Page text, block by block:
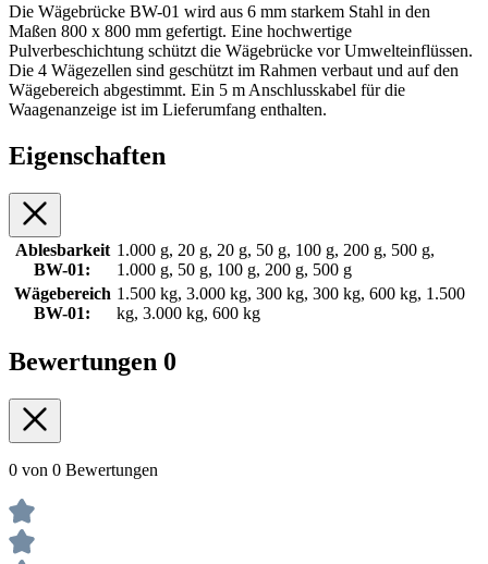
Die Wägebrücke BW-01 wird aus 6 mm starkem Stahl in den
Maßen 800 x 800 mm gefertigt. Eine hochwertige
Pulverbeschichtung schützt die Wägebrücke vor Umwelteinflüssen.
Die 4 Wägezellen sind geschützt im Rahmen verbaut und auf den
Wägebereich abgestimmt. Ein 5 m Anschlusskabel für die
Waagenanzeige ist im Lieferumfang enthalten.
Eigenschaften
Ablesbarkeit
BW-01:
1.000 g, 20 g, 20 g, 50 g, 100 g, 200 g, 500 g,
1.000 g, 50 g, 100 g, 200 g, 500 g
Wägebereich
BW-01:
1.500 kg, 3.000 kg, 300 kg, 300 kg, 600 kg, 1.500
kg, 3.000 kg, 600 kg
Bewertungen 0
0 von 0 Bewertungen